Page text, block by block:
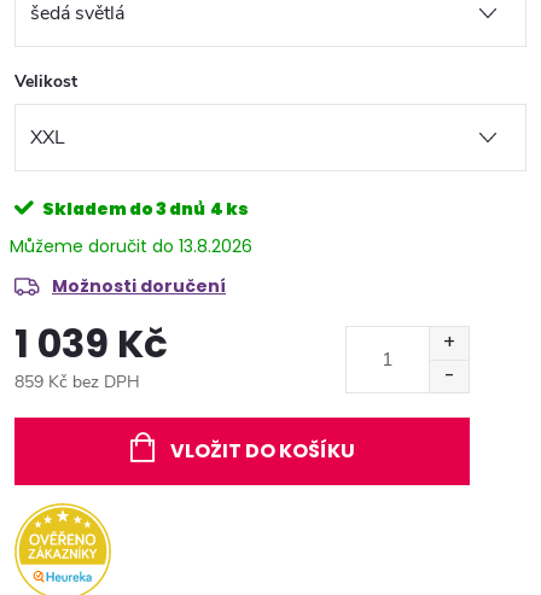
Velikost
Skladem do 3 dnů 4 ks
13.8.2026
Možnosti doručení
1 039 Kč
859 Kč bez DPH
VLOŽIT DO KOŠÍKU